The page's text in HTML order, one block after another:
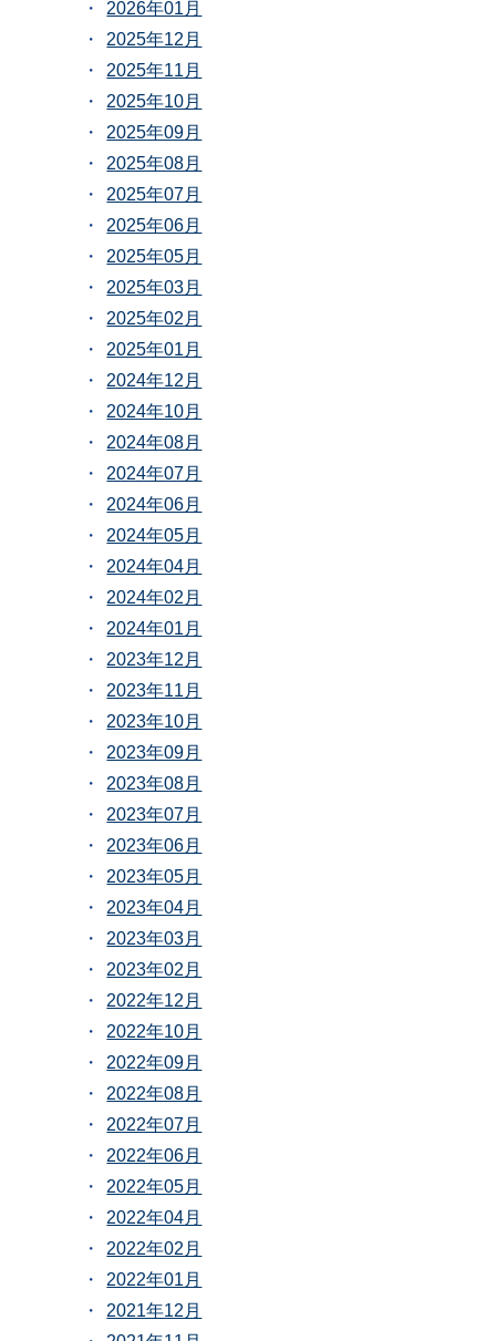
2026年01月
2025年12月
2025年11月
2025年10月
2025年09月
2025年08月
2025年07月
2025年06月
2025年05月
2025年03月
2025年02月
2025年01月
2024年12月
2024年10月
2024年08月
2024年07月
2024年06月
2024年05月
2024年04月
2024年02月
2024年01月
2023年12月
2023年11月
2023年10月
2023年09月
2023年08月
2023年07月
2023年06月
2023年05月
2023年04月
2023年03月
2023年02月
2022年12月
2022年10月
2022年09月
2022年08月
2022年07月
2022年06月
2022年05月
2022年04月
2022年02月
2022年01月
2021年12月